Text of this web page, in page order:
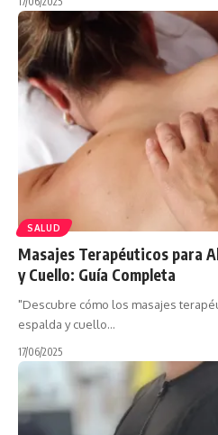
SALUD
Masajes Terapéuticos para
y Cuello: Guía Completa
"Descubre cómo los masajes
espalda y cuello…
17/06/2025